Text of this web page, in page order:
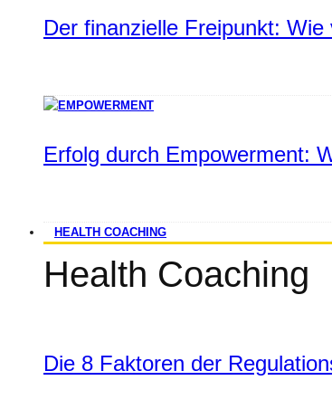
Der finanzielle Freipunkt:
Erfolg durch Empowerment:
HEALTH COACHING
Health Coaching
Die 8 Faktoren der